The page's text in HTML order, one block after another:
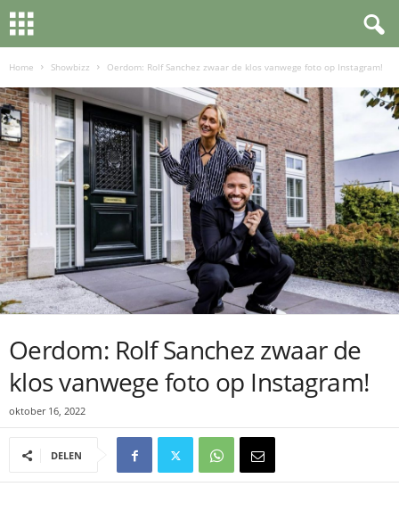
Home Showbizz Oerdom: Rolf Sanchez zwaar de klos vanwege foto op Instagram!
Oerdom: Rolf Sanchez zwaar de
klos vanwege foto op Instagram!
oktober 16, 2022
DELEN